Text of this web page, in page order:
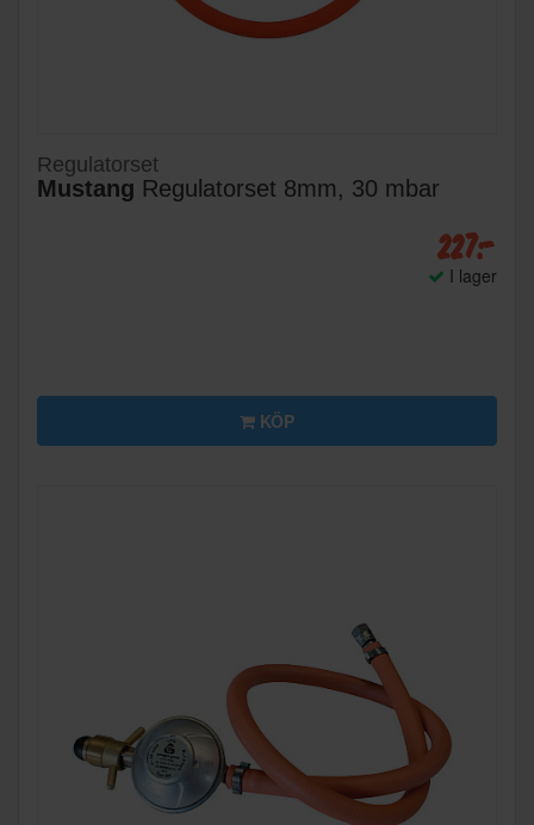
Regulatorset
Mustang Regulatorset 8mm, 30 mbar
227:-
I lager
KÖP